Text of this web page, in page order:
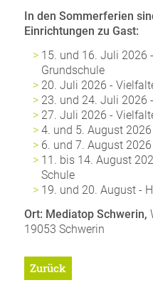
In den Sommerferien
Einrichtungen zu Gast:
15. und 16. Juli 2026
Grundschule
20. Juli 2026 -
23. und 24. Juli 2026
27. Juli 2026 -
4. und 5. August
6. und 7. August
11. bis 14. August
Schule
19. und 20. August -
Ort: Mediatop Schwerin,
19053 Schwerin
Zurück